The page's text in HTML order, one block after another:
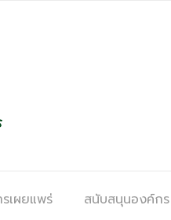
รเผยแพร่ สนับสนุนองค์กร